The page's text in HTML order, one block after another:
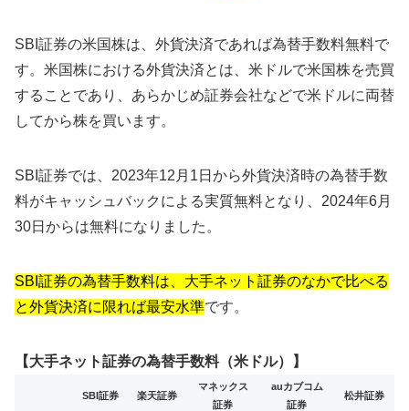
SBI証券の米国株は、外貨決済であれば為替手数料無料で
す。米国株における外貨決済とは、米ドルで米国株を売買
することであり、あらかじめ証券会社などで米ドルに両替
してから株を買います。
SBI証券では、2023年12月1日から外貨決済時の為替手数
料がキャッシュバックによる実質無料となり、2024年6月
30日からは無料になりました。
SBI証券の為替手数料は、大手ネット証券のなかで比べる
と外貨決済に限れば最安水準です。
【大手ネット証券の為替手数料（米ドル）】
SBI証券 楽天証券
マネックス
証券
auカブコム
証券
松井証券